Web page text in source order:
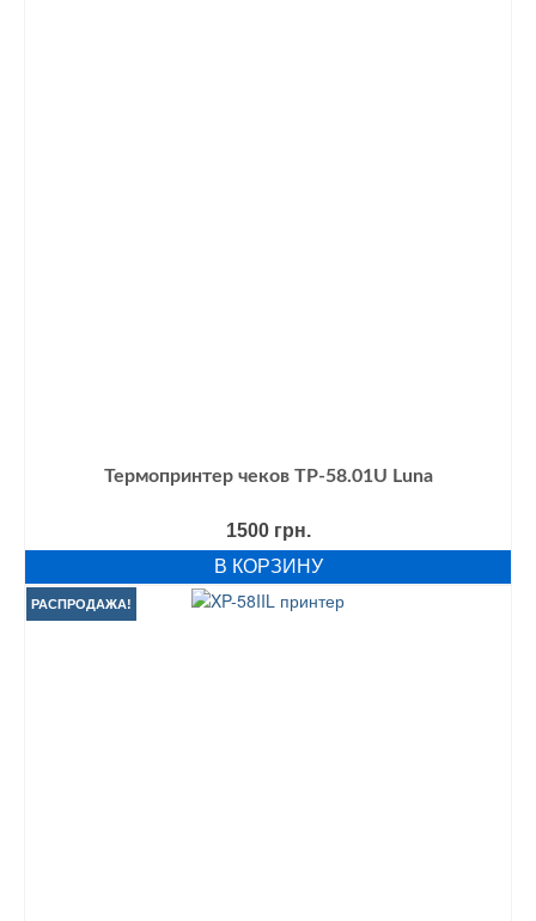
Термопринтер чеков TP-58.01U Luna
1500 грн.
В КОРЗИНУ
РАСПРОДАЖА!